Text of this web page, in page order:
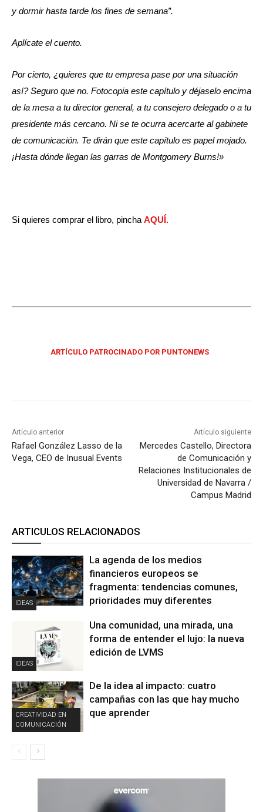
y dormir hasta tarde los fines de semana”.
Aplícate el cuento.
Por cierto, ¿quieres que tu empresa pase por una situación
así? Seguro que no. Fotocopia este capítulo y déjaselo encima
de la mesa a tu director general, a tu consejero delegado o a tu
presidente más cercano. Ni se te ocurra acercarte al gabinete
de comunicación. Te dirán que este capítulo es papel mojado.
¡Hasta dónde llegan las garras de Montgomery Burns!»
Si quieres comprar el libro, pincha AQUÍ.
ARTÍCULO PATROCINADO POR PUNTONEWS
Artículo anterior
Rafael González Lasso de la
Vega, CEO de Inusual Events
Artículo siguiente
Mercedes Castello, Directora
de Comunicación y
Relaciones Institucionales de
Universidad de Navarra /
Campus Madrid
ARTICULOS RELACIONADOS
IDEAS
La agenda de los medios
financieros europeos se
fragmenta: tendencias comunes,
prioridades muy diferentes
IDEAS
Una comunidad, una mirada, una
forma de entender el lujo: la nueva
edición de LVMS
CREATIVIDAD EN
COMUNICACIÓN
De la idea al impacto: cuatro
campañas con las que hay mucho
que aprender